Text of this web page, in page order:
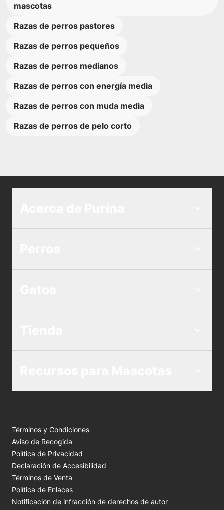
mascotas
Razas de perros pastores
Razas de perros pequeños
Razas de perros medianos
Razas de perros con energía media
Razas de perros con muda media
Razas de perros de pelo corto
Términos y Condiciones
Aviso de Recogida
Política de Privacidad
Declaración de Accesibilidad
Términos de Venta
Política de Enlaces
Notificación de infracción de derechos de autor